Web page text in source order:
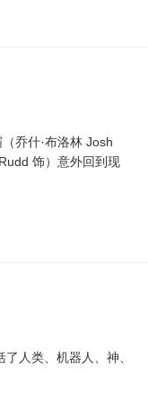
乔什·布洛林 Josh
饰）意外回到现
人类、机器人、神、